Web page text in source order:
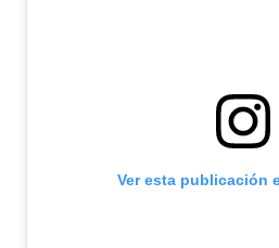
Ver esta publicación